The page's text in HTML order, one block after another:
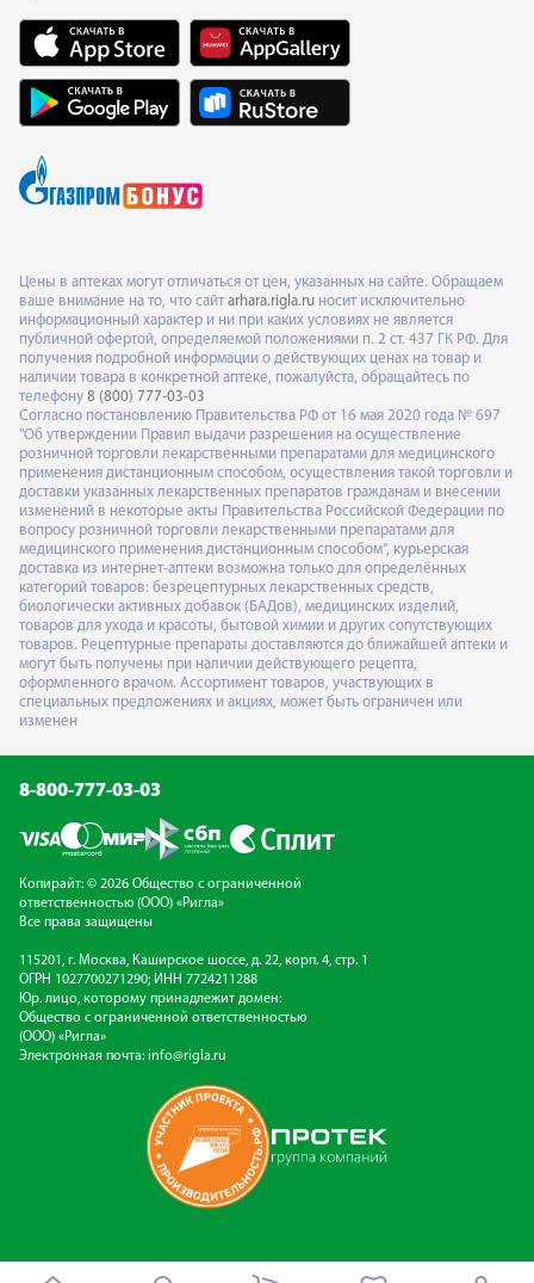
Цены в аптеках могут отличаться от цен, указанных на сайте. Обращаем
ваше внимание на то, что сайт arhara.rigla.ru носит исключительно
информационный характер и ни при каких условиях не является
публичной офертой, определяемой положениями п. 2 ст. 437 ГК РФ. Для
получения подробной информации о действующих ценах на товар и
наличии товара в конкретной аптеке, пожалуйста, обращайтесь по
телефону 8 (800) 777-03-03
Согласно постановлению Правительства РФ от 16 мая 2020 года № 697
"Об утверждении Правил выдачи разрешения на осуществление
розничной торговли лекарственными препаратами для медицинского
применения дистанционным способом, осуществления такой торговли и
доставки указанных лекарственных препаратов гражданам и внесении
изменений в некоторые акты Правительства Российской Федерации по
вопросу розничной торговли лекарственными препаратами для
медицинского применения дистанционным способом", курьерская
доставка из интернет-аптеки возможна только для определённых
категорий товаров: безрецептурных лекарственных средств,
биологически активных добавок (БАДов), медицинских изделий,
товаров для ухода и красоты, бытовой химии и других сопутствующих
товаров. Рецептурные препараты доставляются до ближайшей аптеки и
могут быть получены при наличии действующего рецепта,
оформленного врачом. Ассортимент товаров, участвующих в
специальных предложениях и акциях, может быть ограничен или
изменен
8-800-777-03-03
Копирайт: © 2026 Общество с ограниченной
ответственностью (ООО) «Ригла»
Все права защищены
115201, г. Москва, Каширское шоссе, д. 22, корп. 4, стр. 1
ОГРН 1027700271290; ИНН 7724211288
Юр. лицо, которому принадлежит домен:
Общество с ограниченной ответственностью
(ООО) «Ригла»
Электронная почта: info@rigla.ru